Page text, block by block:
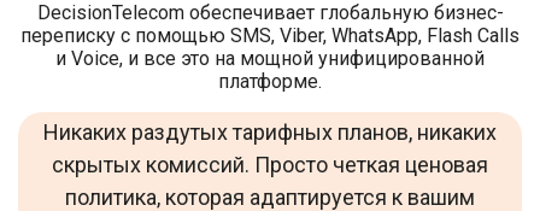
DecisionTelecom обеспечивает глобальную бизнес-
переписку с помощью SMS, Viber, WhatsApp, Flash Calls
и Voice, и все это на мощной унифицированной
платформе.
Никаких раздутых тарифных планов, никаких
скрытых комиссий. Просто четкая ценовая
политика, которая адаптируется к вашим